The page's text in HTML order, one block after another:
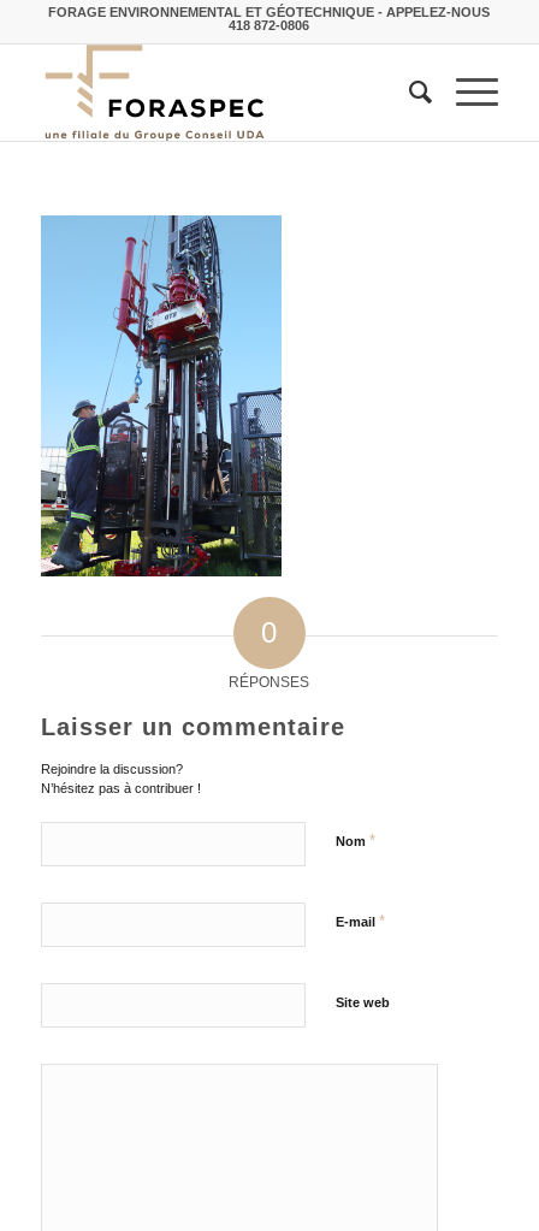
FORAGE ENVIRONNEMENTAL ET GÉOTECHNIQUE - APPELEZ-NOUS
418 872-0806
0
RÉPONSES
Laisser un commentaire
Rejoindre la discussion?
N’hésitez pas à contribuer !
Nom *
E-mail *
Site web